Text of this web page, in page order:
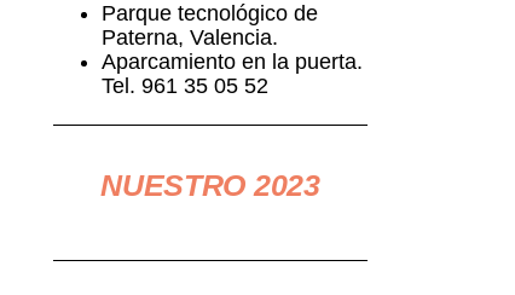
Parque tecnológico de
Paterna, Valencia.
Aparcamiento en la puerta.
Tel. 961 35 05 52
NUESTRO 2023